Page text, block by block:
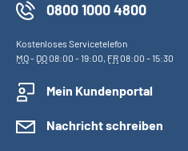
0800 1000 4800
Kostenloses Servicetelefon
MO- DO08:00 - 19:00, FR08:00 - 15:30
Mein Kundenportal
Nachricht schreiben